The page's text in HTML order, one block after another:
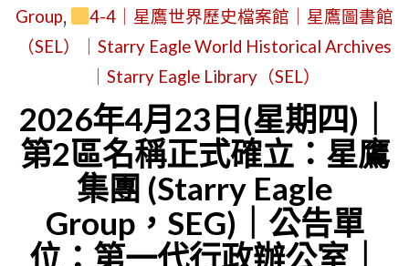
Group,
4-4｜星鷹世界歷史檔案館｜星鷹圖書館
（SEL）｜Starry Eagle World Historical Archives
｜Starry Eagle Library（SEL）
2026年4月23日(星期四)｜
第2區名稱正式確立：星鷹
集團 (Starry Eagle
Group，SEG)｜公告單
位：第一代行政辦公室｜